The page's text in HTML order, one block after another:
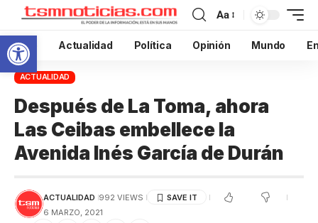
Abrir barra de herramientas
Aa
Inicio Actualidad Política Opinión Mundo
ACTUALIDAD
Después de La Toma, ahora
Las Ceibas embellece la
Avenida Inés García de Durán
ACTUALIDAD 992 VIEWS
6 MARZO, 2021